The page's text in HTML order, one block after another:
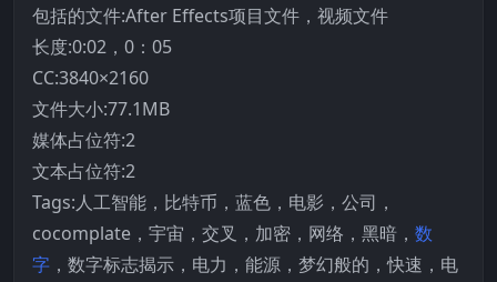
包括的文件:After Effects项目文件，视频文件
长度:0:02，0：05
CC:3840×2160
文件大小:77.1MB
媒体占位符:2
文本占位符:2
Tags:人工智能，比特币，蓝色，电影，公司，
cocomplate，宇宙，交叉，加密，网络，黑暗， 数
字 ，数字标志揭示，电力，能源，梦幻般的，快速，电